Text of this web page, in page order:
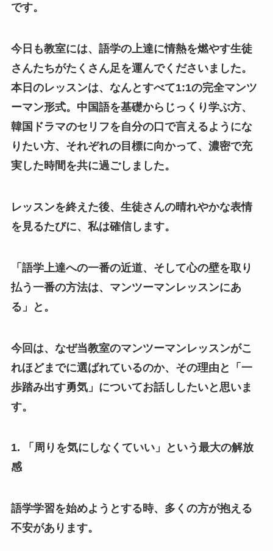
です。
今日も教室には、語学の上達に情熱を燃やす生徒
さんたちがたくさん足を運んでくださいました。
本日のレッスンは、なんとすべて1:1の完全マンツ
ーマン形式。中国語を基礎からじっくり学ぶ方、
韓国ドラマのセリフを自分の口で言えるようにな
りたい方、それぞれの目標に向かって、濃密で充
実した時間を共に過ごしました。
レッスンを終えた後、生徒さんの晴れやかな表情
を見るたびに、私は確信します。
「語学上達への一番の近道、そして心の壁を取り
払う一番の方法は、マンツーマンレッスンにあ
る」と。
今回は、なぜ当教室のマンツーマンレッスンがこ
れほどまでに選ばれているのか、その理由と「一
歩踏み出す勇気」についてお話ししたいと思いま
す。
1. 「周りを気にしなくていい」という最大の解放
感
語学学習を始めようとする時、多くの方が抱える
不安があります。